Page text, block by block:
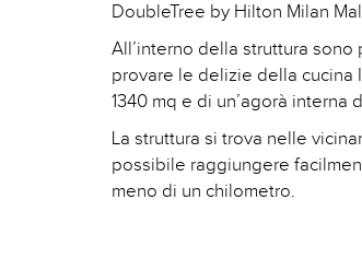
DoubleTree by Hilton Milan
All’interno della struttura
provare le delizie della cucina
1340 mq e di un’agorà interna
La struttura si trova nelle
possibile raggiungere
meno di un chilometro.